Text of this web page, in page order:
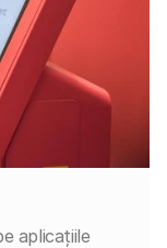
aplicațiile